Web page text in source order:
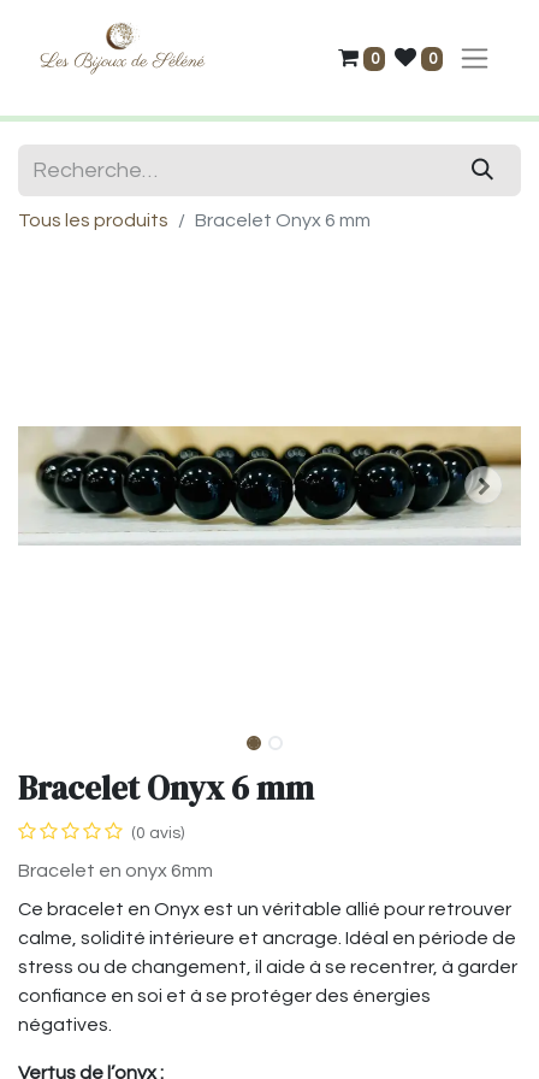
0 0
Tous les produits Bracelet Onyx 6 mm
Bracelet Onyx 6 mm
(0 avis)
Bracelet en onyx 6mm
Ce bracelet en Onyx est un véritable allié pour retrouver
calme, solidité intérieure et ancrage. Idéal en période de
stress ou de changement, il aide à se recentrer, à garder
confiance en soi et à se protéger des énergies
négatives.
Vertus de l’onyx :